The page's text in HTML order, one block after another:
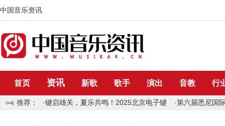
中国音乐资讯
首页 资讯 新歌 歌手 演出 音教 行
推荐： ·键启雄关，夏乐共鸣！2025北京电子键 ·第六届悉尼国